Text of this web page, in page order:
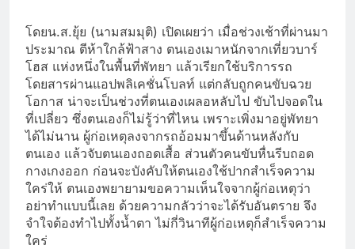
โดยน.ส.ยุ้ย (นามสมมุติ) เปิดเผยว่า เมื่อช่วงเช้าที่ผ่านมา
ประมาณ ตีห้าใกล้ฟ้าสาง ตนเองเมาหนักจากเที่ยวบาร์
โฮส แห่งหนึ่งในพื้นที่พัทยา แล้วเรียกใช้บริการรถ
โดยสารผ่านแอปพลิเคชั่นโบลท์ แต่กลับถูกคนขับฉวย
โอกาส น่าจะเป็นช่วงที่ตนเองเผลอหลับไป ขับไปจอดใน
ที่เปลี่ยว ซึ่งตนเองก็ไม่รู้ว่าที่ไหน เพราะเพิ่งมาอยู่พัทยา
ได้ไม่นาน ผู้ก่อเหตุลงจากรถอ้อมมาขึ้นด้านหลังกับ
ตนเอง แล้วจับตนเองถอดเสื้อ ส่วนตัวคนขับหื่นรีบถอด
กางเกงออก ก่อนจะบังคับให้ตนเองใช้ปากสำเร็จความ
ใคร่ให้ ตนเองพยายามขอความเห็นใจจากผู้ก่อเหตุว่า
อย่าทำแบบนี้เลย ด้วยความกลัวว่าจะได้รับอันตราย จึง
จำใจต้องทำไปทั้งน้ำตา ไม่กี่วินาทีผู้ก่อเหตุก็สำเร็จความ
ใคร่